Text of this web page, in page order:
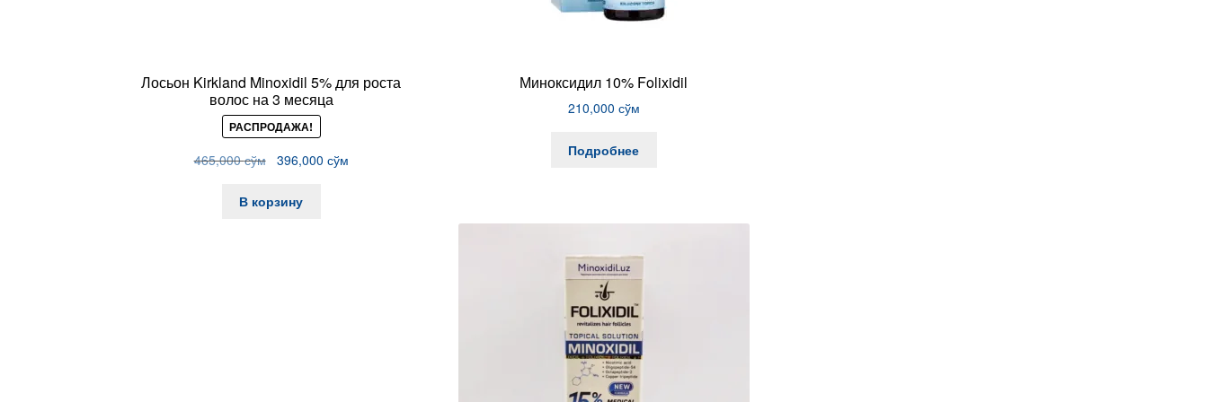
Лосьон Kirkland Minoxidil 5% для роста
волос на 3 месяца
РАСПРОДАЖА!
465,000сўм
Первоначальная
составляла
396,000сўм
В корзину
Миноксидил 10% Folixidil
210,000 сўм
Подробнее